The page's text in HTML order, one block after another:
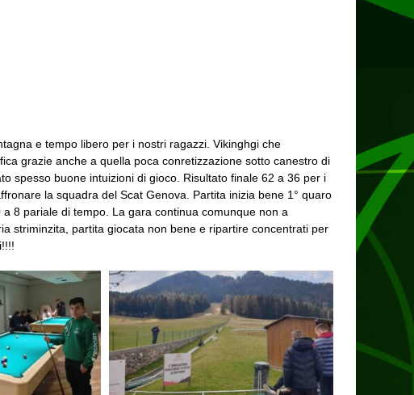
e tempo libero per i nostri ragazzi. Vikinghgi che
grazie anche a quella poca conretizzazione sotto canestro di
spesso buone intuizioni di gioco. Risultato finale 62 a 36 per i
la squadra del Scat Genova. Partita inizia bene 1° quaro
8 pariale di tempo. La gara continua comunque non a
striminzita, partita giocata non bene e ripartire concentrati per